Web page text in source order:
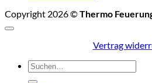
Copyright 2026 ©Thermo
Vertrag
Suchen
nach: